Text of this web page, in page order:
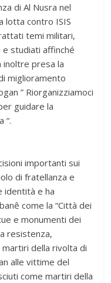
di Al Nusra nel
lotta contro ISIS
temi militari,
studiati affinché
presa la
miglioramento
” Riorganizziamoci
guidare la
“.
importanti sui
di fratellanza e
identità e ha
come la “Città dei
e monumenti dei
resistenza,
della rivolta di
alle vittime del
come martiri della